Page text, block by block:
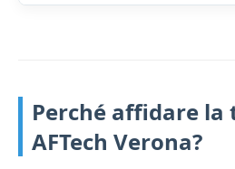
Perché affidare la
AFTech Verona?